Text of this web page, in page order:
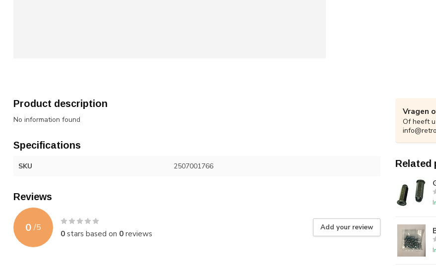
Product description
No information found
Specifications
SKU 2507001766
Reviews
0 /5
0stars based on 0reviews
Add your review
Vragen
Of heeft
Related